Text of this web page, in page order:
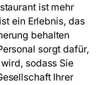
ist mehr
ein Erlebnis, das
behalten
sorgt dafür,
sodass Sie
Ihrer